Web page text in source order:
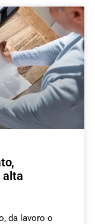
alta
da lavoro o